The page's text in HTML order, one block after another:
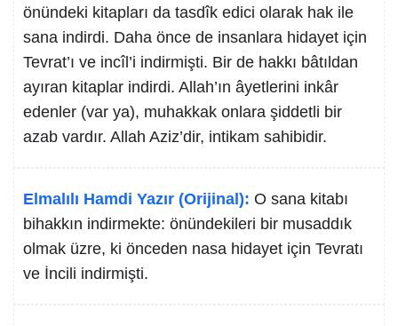
önündeki kitapları da tasdîk edici olarak hak ile
sana indirdi. Daha önce de insanlara hidayet için
Tevrat’ı ve incîl’i indirmişti. Bir de hakkı bâtıldan
ayıran kitaplar indirdi. Allah’ın âyetlerini inkâr
edenler (var ya), muhakkak onlara şiddetli bir
azab vardır. Allah Aziz’dir, intikam sahibidir.
Elmalılı Hamdi Yazır (Orijinal): O sana kitabı
bihakkın indirmekte: önündekileri bir musaddık
olmak üzre, ki önceden nasa hidayet için Tevratı
ve İncili indirmişti.